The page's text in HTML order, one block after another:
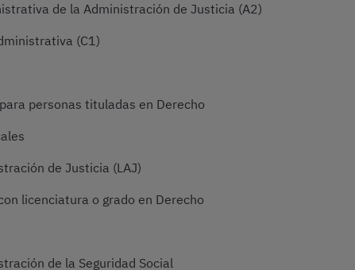
de la Administración de Justicia (A2)
(C1)
personas tituladas en Derecho
de Justicia (LAJ)
licenciatura o grado en Derecho
de la Seguridad Social